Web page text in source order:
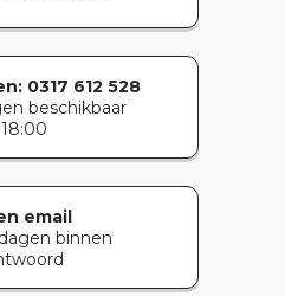
0317 612 528
beschikbaar
email
binnen